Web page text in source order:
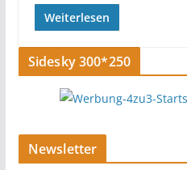
Weiterlesen
Sidesky 300*250
Newsletter